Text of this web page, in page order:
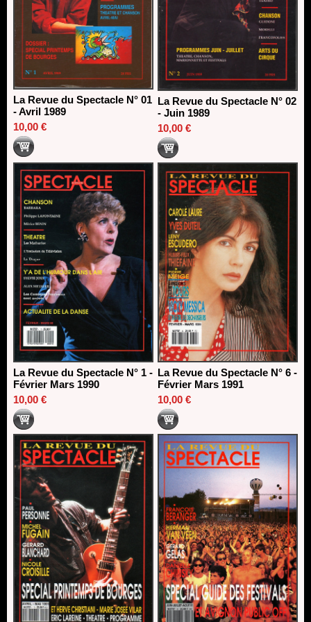
La Revue du Spectacle N° 01
- Avril 1989
10,00 €
La Revue du Spectacle N° 02
- Juin 1989
10,00 €
La Revue du Spectacle N° 1 -
Février Mars 1990
10,00 €
La Revue du Spectacle N° 6 -
Février Mars 1991
10,00 €